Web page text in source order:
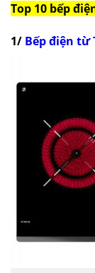
Top 10 bếp
1/ Bếp điện từ